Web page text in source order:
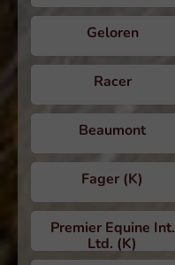
Geloren
Racer
Beaumont
Fager (K)
Premier Equine Int.
Ltd. (K)